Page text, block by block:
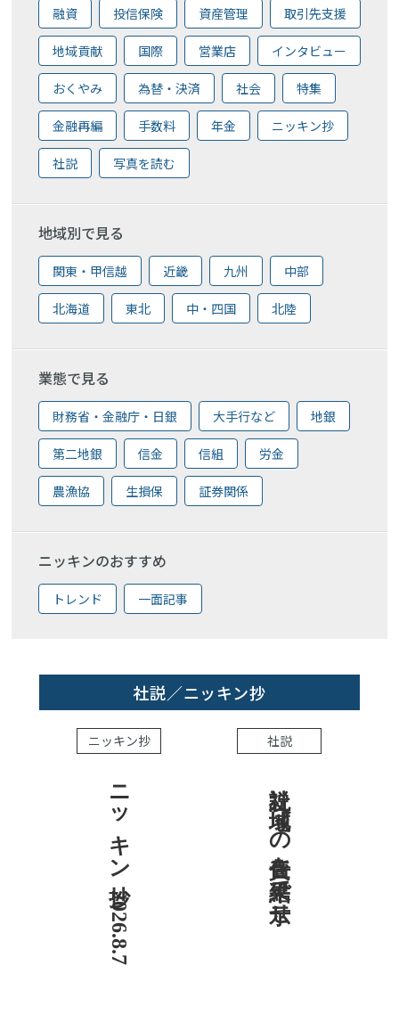
融資 投信保険 資産管理 取引先支援
地域貢献 国際 営業店 インタビュー
おくやみ 為替・決済 社会 特集
金融再編 手数料 年金 ニッキン抄
社説 写真を読む
地域別で見る
関東・甲信越 近畿 九州 中部
北海道 東北 中・四国 北陸
業態で見る
財務省・金融庁・日銀 大手行など 地銀
第二地銀 信金 信組 労金
農漁協 生損保 証券関係
ニッキンのおすすめ
トレンド 一面記事
社説／ニッキン抄
ニッキン抄
ニッキン抄 2026.8.7
社説
社説 地域への責任を結果で示せ